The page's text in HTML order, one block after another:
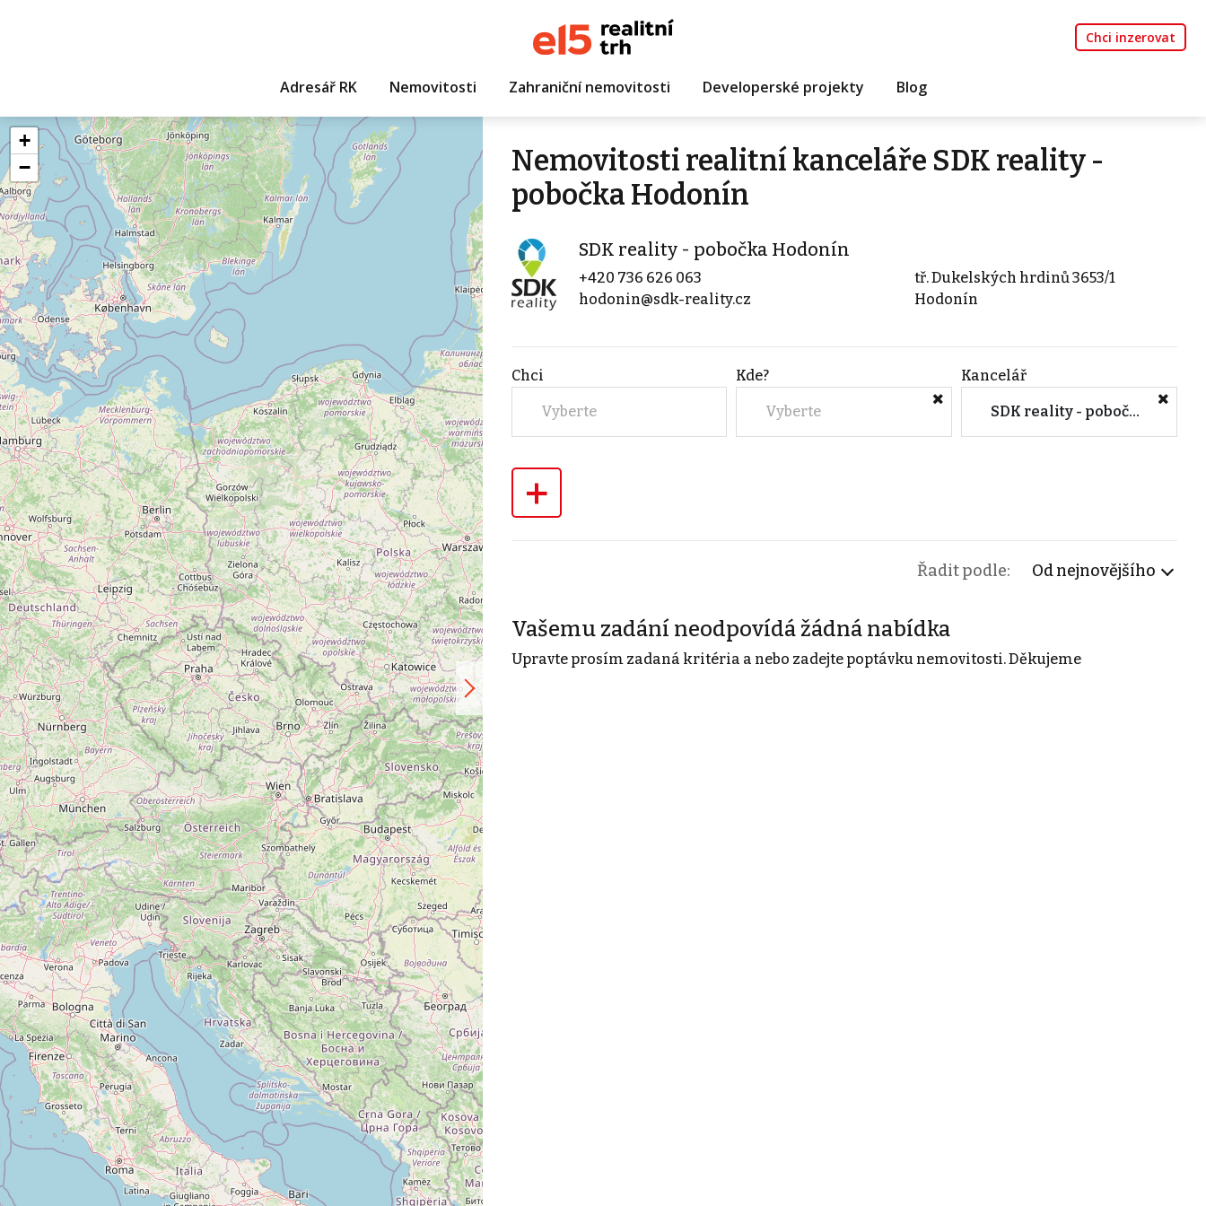
Chci inzerovat
Adresář RK Nemovitosti Zahraniční nemovitosti Developerské projekty Blog
+
−
Nemovitosti realitní kanceláře SDK reality -
pobočka Hodonín
SDK reality - pobočka Hodonín
+420 736 626 063
hodonin@sdk-reality.cz
tř. Dukelských hrdinů 3653/1
Hodonín
Chci
Vyberte
Kde?
Vyberte
Kancelář
SDK reality - pobočka Hodonín
+
Řadit podle: Od nejnovějšího
Vašemu zadání neodpovídá žádná nabídka
Upravte prosím zadaná kritéria a nebo zadejte poptávku nemovitosti. Děkujeme